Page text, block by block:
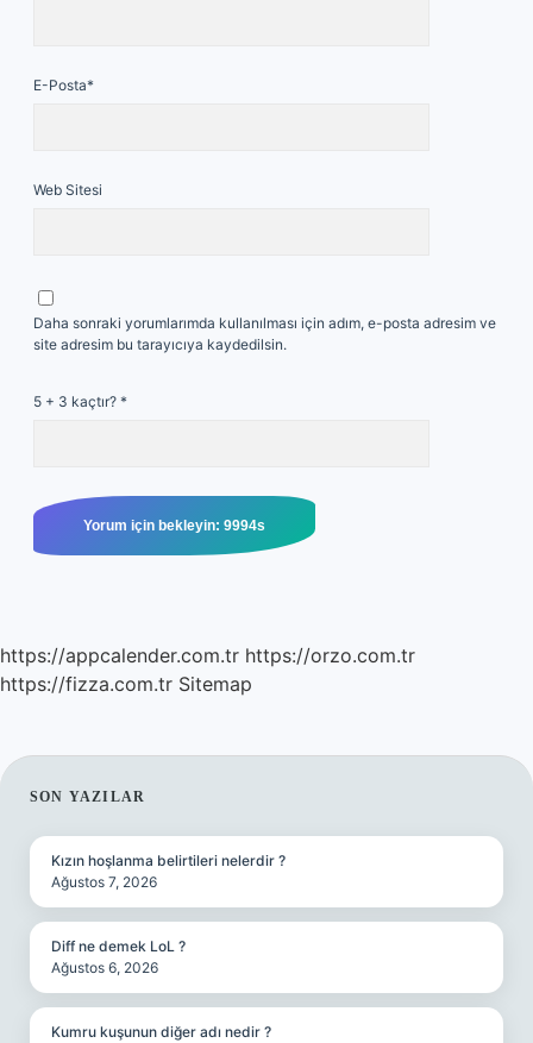
E-Posta*
Web Sitesi
Daha sonraki yorumlarımda kullanılması için adım, e-posta adresim ve
site adresim bu tarayıcıya kaydedilsin.
5 + 3 kaçtır? *
https://appcalender.com.tr https://orzo.com.tr
https://fizza.com.tr Sitemap
SIDEBAR
SON YAZILAR
Kızın hoşlanma belirtileri nelerdir ?
Ağustos 7, 2026
Diff ne demek LoL ?
Ağustos 6, 2026
Kumru kuşunun diğer adı nedir ?